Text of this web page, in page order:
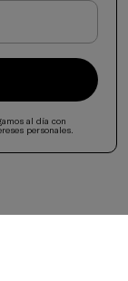
al día con
personales.